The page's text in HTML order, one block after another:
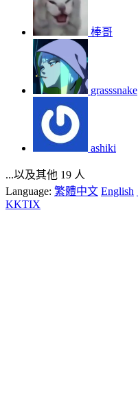
棒哥
grasssnake
ashiki
...以及其他 19 人
Language: 繁體中文 English
KKTIX